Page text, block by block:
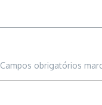
Campos obrigatórios